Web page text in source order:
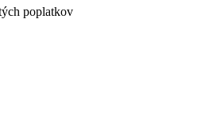
poplatkov